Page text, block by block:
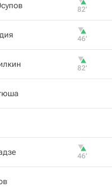
82‎’‎
46‎’‎
82‎’‎
46‎’‎